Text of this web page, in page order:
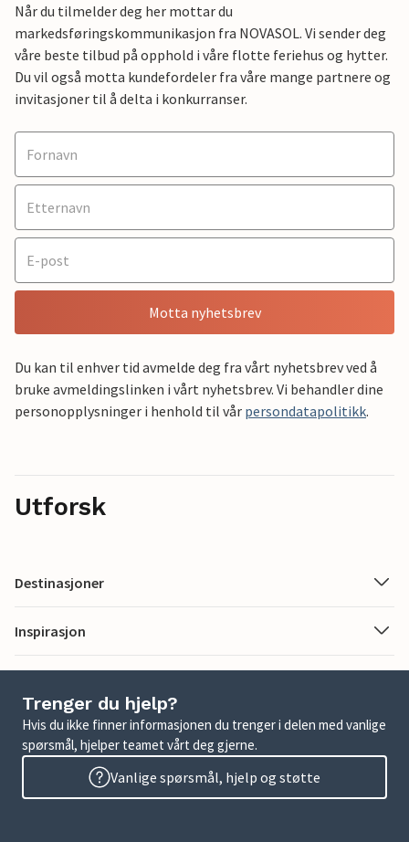
Når du tilmelder deg her mottar du
markedsføringskommunikasjon fra NOVASOL. Vi sender deg
våre beste tilbud på opphold i våre flotte feriehus og hytter.
Du vil også motta kundefordeler fra våre mange partnere og
invitasjoner til å delta i konkurranser.
Motta nyhetsbrev
Du kan til enhver tid avmelde deg fra vårt nyhetsbrev ved å
bruke avmeldingslinken i vårt nyhetsbrev. Vi behandler dine
personopplysninger i henhold til vår persondatapolitikk.
Utforsk
Destinasjoner
Inspirasjon
Trenger du hjelp?
Hvis du ikke finner informasjonen du trenger i delen med vanlige
spørsmål, hjelper teamet vårt deg gjerne.
Vanlige spørsmål, hjelp og støtte